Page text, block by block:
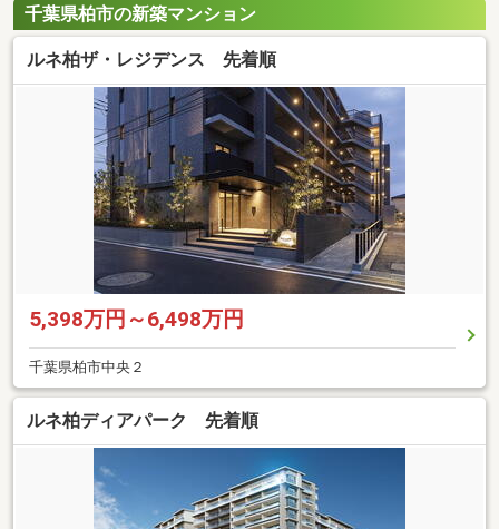
千葉県柏市の新築マンション
ルネ柏ザ・レジデンス 先着順
5,398万円～6,498万円
千葉県柏市中央２
ルネ柏ディアパーク 先着順